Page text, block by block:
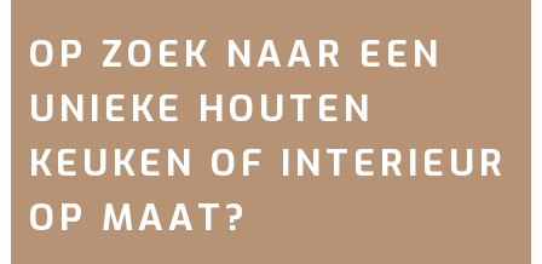
OP ZOEK NAAR EEN
UNIEKE HOUTEN
KEUKEN OF INTERIEUR
OP MAAT?